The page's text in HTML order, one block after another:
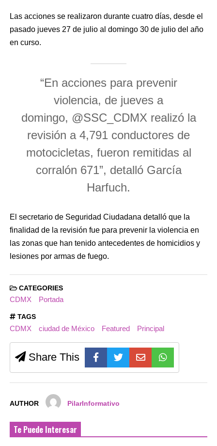
Las acciones se realizaron durante cuatro días, desde el
pasado jueves 27 de julio al domingo 30 de julio del año
en curso.
“En acciones para prevenir
violencia, de jueves a
domingo, @SSC_CDMX realizó la
revisión a 4,791 conductores de
motocicletas, fueron remitidas al
corralón 671”, detalló García
Harfuch.
El secretario de Seguridad Ciudadana detalló que la
finalidad de la revisión fue para prevenir la violencia en
las zonas que han tenido antecedentes de homicidios y
lesiones por armas de fuego.
CATEGORIES
CDMX Portada
TAGS
CDMX ciudad de México Featured Principal
Share This
AUTHOR PilarInformativo
Te Puede Interesar